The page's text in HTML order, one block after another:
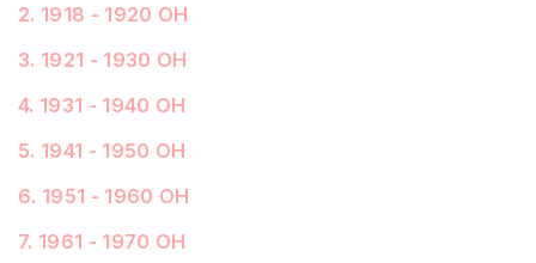
2. 1918 - 1920 ОН
3. 1921 - 1930 ОН
4. 1931 - 1940 ОН
5. 1941 - 1950 ОН
6. 1951 - 1960 ОН
7. 1961 - 1970 ОН